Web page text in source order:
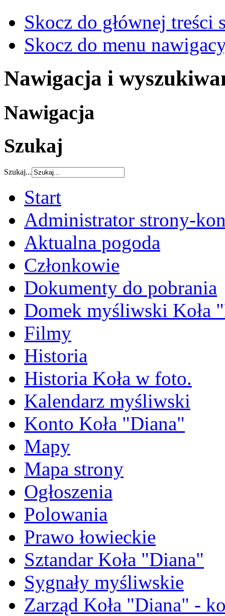
Skocz do głównej treści
Skocz do menu
Nawigacja i
Nawigacja
Szukaj
Szukaj...
Start
Administrator strony-
Aktualna pogoda
Członkowie
Dokumenty do pobrania
Domek myśliwski Koła
Filmy
Historia
Historia Koła w foto.
Kalendarz myśliwski
Konto Koła "Diana"
Mapy
Mapa strony
Ogłoszenia
Polowania
Prawo łowieckie
Sztandar Koła "Diana"
Sygnały myśliwskie
Zarząd Koła "Diana" -